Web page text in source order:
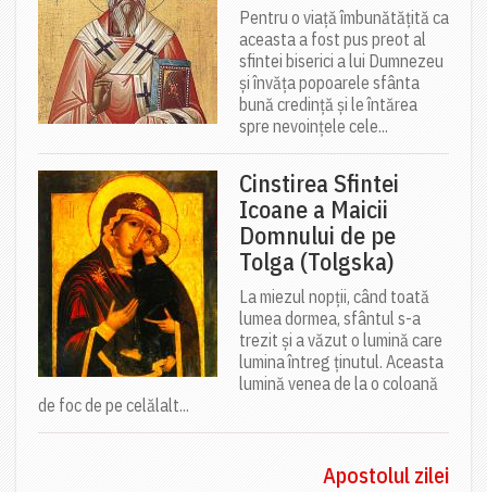
Pentru o viață îmbunătățită ca
aceasta a fost pus preot al
sfintei biserici a lui Dumnezeu
și învăța popoarele sfânta
bună credință și le întărea
spre nevoințele cele...
Cinstirea Sfintei
Icoane a Maicii
Domnului de pe
Tolga (Tolgska)
La miezul nopții, când toată
lumea dormea, sfântul s-a
trezit și a văzut o lumină care
lumina întreg ținutul. Aceasta
lumină venea de la o coloană
de foc de pe celălalt...
Apostolul zilei